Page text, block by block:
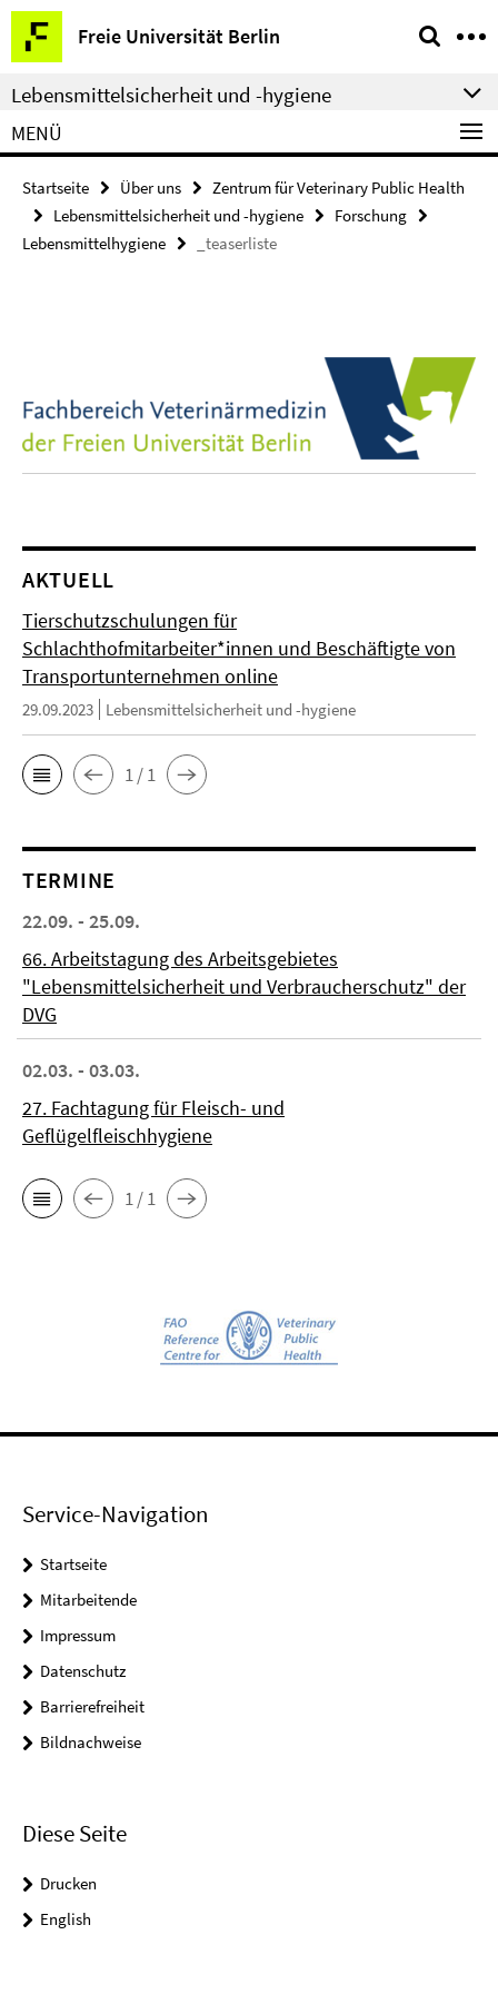
Springe
direkt
zu
Inhalt
Freie Universität Berlin
Service-
Navigation
Lebensmittelsicherheit und -hygiene
MENÜ
Startseite Über uns
Zentrum für Veterinary Public Health
Lebensmittelsicherheit und -hygiene
Forschung
Lebensmittelhygiene
_teaserliste
AKTUELL
Tierschutzschulungen für
Schlachthofmitarbeiter*innen und Beschäftigte von
Transportunternehmen online
29.09.2023 Lebensmittelsicherheit und -hygiene
1 / 1
TERMINE
22.09. - 25.09.
66. Arbeitstagung des Arbeitsgebietes
"Lebensmittelsicherheit und Verbraucherschutz" der
DVG
02.03. - 03.03.
27. Fachtagung für Fleisch- und
Geflügelfleischhygiene
1 / 1
Service-Navigation
Startseite
Mitarbeitende
Impressum
Datenschutz
Barrierefreiheit
Bildnachweise
Diese Seite
Drucken
English